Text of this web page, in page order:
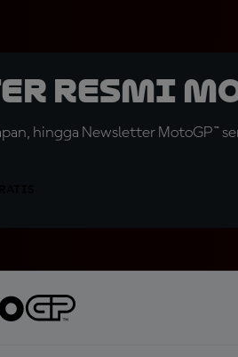
Resmi
hingga Newsletter MotoGP™